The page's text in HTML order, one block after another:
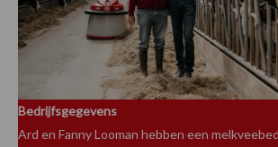
Bedrijfsgegevens
Ard en Fanny Looman hebben een